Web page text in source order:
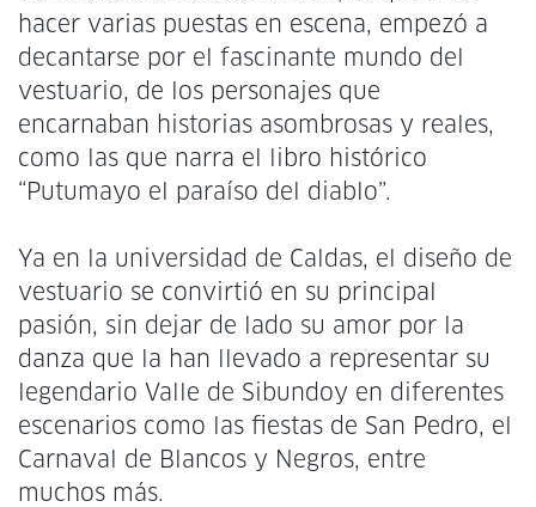
hacer varias puestas en escena, empezó a
decantarse por el fascinante mundo del
vestuario, de los personajes que
encarnaban historias asombrosas y reales,
como las que narra el libro histórico
“Putumayo el paraíso del diablo”.
Ya en la universidad de Caldas, el diseño de
vestuario se convirtió en su principal
pasión, sin dejar de lado su amor por la
danza que la han llevado a representar su
legendario Valle de Sibundoy en diferentes
escenarios como las fiestas de San Pedro, el
Carnaval de Blancos y Negros, entre
muchos más.